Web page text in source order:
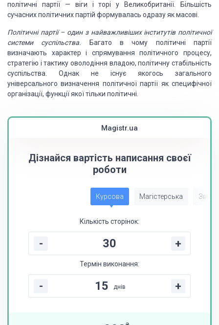
політичні партії — віги і торі у Великобританії. Більшість
сучасних політичних партій формувалась одразу як масові.
Політичні партії – один з найважливіших інститутів політичної
системи суспільства. Багато в чому політичні партії
визначають характер і спрямування політичного процесу,
стратегію і тактику оволодіння владою, політичну стабільність
суспільства. Однак не існує якогось загального
універсального визначення політичної партії як специфічної
організації, функції якої тільки політичні.
Magistr.ua
Дізнайся вартість написання своєї
роботи
Курсова Магістерська Звіт
Кількість сторінок:
- +
Термін виконання:
- днів +